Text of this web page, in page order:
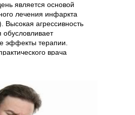
является основой
лечения инфаркта
агрессивность
обусловливает
эффекты терапии.
врача